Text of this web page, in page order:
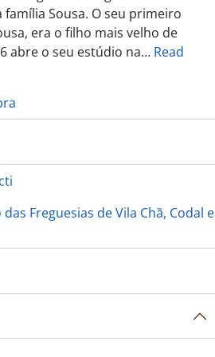
Sousa. O seu primeiro
era o filho mais velho de
abre o seu estúdio na… Read
das Freguesias de Vila Chã, Codal e